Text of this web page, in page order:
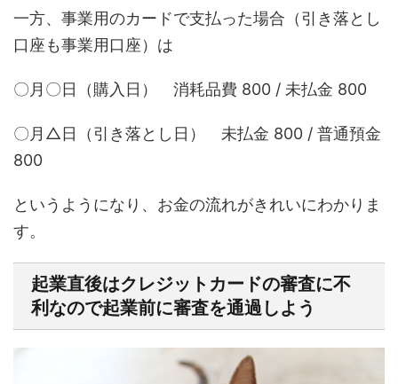
一方、事業用のカードで支払った場合（引き落とし
口座も事業用口座）は
〇月〇日（購入日） 消耗品費 800 / 未払金 800
〇月△日（引き落とし日） 未払金 800 / 普通預金
800
というようになり、お金の流れがきれいにわかりま
す。
起業直後はクレジットカードの審査に不
利なので起業前に審査を通過しよう